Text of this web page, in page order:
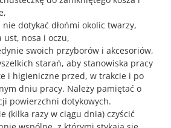
nie dotykać dłońmi okolic twarzy,
ust, nosa i oczu,
swoich przyborów i akcesoriów,
starań, aby stanowiska pracy
i higieniczne przed, w trakcie i po
dniu pracy. Należy pamiętać o
powierzchni dotykowych.
(kilka razy w ciągu dnia) czyścić